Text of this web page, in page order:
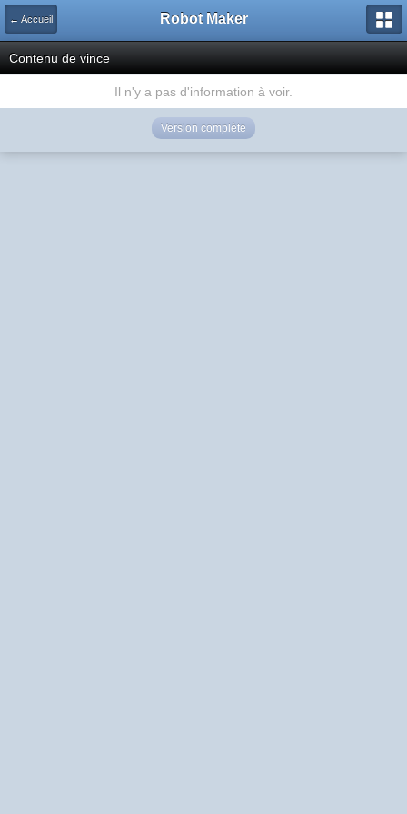
← Accueil Robot Maker
Contenu de vince
Il n'y a pas d'information à voir.
Version complète